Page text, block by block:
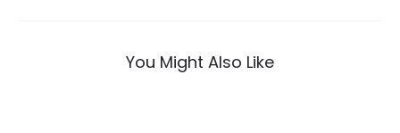
You Might Also Like